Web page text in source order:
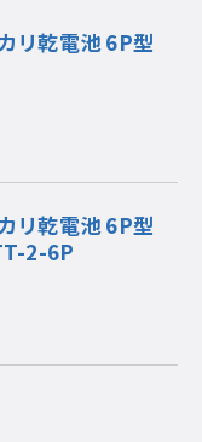
リ乾電池 6P型
リ乾電池 6P型
2-6P